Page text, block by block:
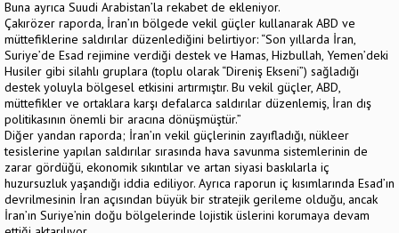
Buna ayrıca Suudi Arabistan’la rekabet de ekleniyor.
Çakırözer raporda, İran’ın bölgede vekil güçler kullanarak ABD ve
müttefiklerine saldırılar düzenlediğini belirtiyor: “Son yıllarda İran,
Suriye’de Esad rejimine verdiği destek ve Hamas, Hizbullah, Yemen’deki
Husiler gibi silahlı gruplara (toplu olarak “Direniş Ekseni”) sağladığı
destek yoluyla bölgesel etkisini artırmıştır. Bu vekil güçler, ABD,
müttefikler ve ortaklara karşı defalarca saldırılar düzenlemiş, İran dış
politikasının önemli bir aracına dönüşmüştür.”
Diğer yandan raporda; İran’ın vekil güçlerinin zayıfladığı, nükleer
tesislerine yapılan saldırılar sırasında hava savunma sistemlerinin de
zarar gördüğü, ekonomik sıkıntılar ve artan siyasi baskılarla iç
huzursuzluk yaşandığı iddia ediliyor. Ayrıca raporun iç kısımlarında Esad’ın
devrilmesinin İran açısından büyük bir stratejik gerileme olduğu, ancak
İran’ın Suriye’nin doğu bölgelerinde lojistik üslerini korumaya devam